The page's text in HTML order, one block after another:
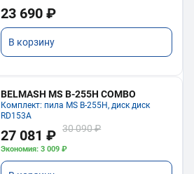
23 690 ₽
В корзину
BELMASH MS B-255H COMBO
Комплект: пила MS B-255H, диск диск
RD153A
27 081 ₽ 30 090 ₽
Экономия: 3 009 ₽